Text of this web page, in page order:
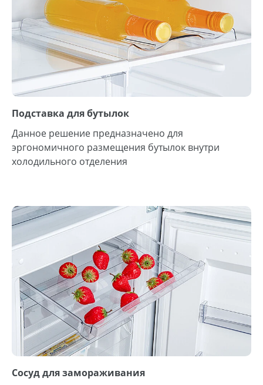
Подставка для бутылок
Данное решение предназначено для
эргономичного размещения бутылок внутри
холодильного отделения
Сосуд для замораживания